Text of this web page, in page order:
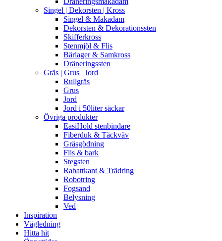
Singel | Dekorsten | Kross
Singel & Makadam
Dekorsten & Dekorationssten
Skifferkross
Stenmjöl & Flis
Bärlager & Samkross
Dräneringssten
Gräs | Grus | Jord
Rullgräs
Grus
Jord
Jord i 50liter säckar
Övriga produkter
EasiHold stenbindare
Fiberduk & Täckväv
Gräsgödning
Flis & bark
Stegsten
Rabattkant & Trädring
Robotring
Fogsand
Belysning
Ved
Inspiration
Vägledning
Hitta hit